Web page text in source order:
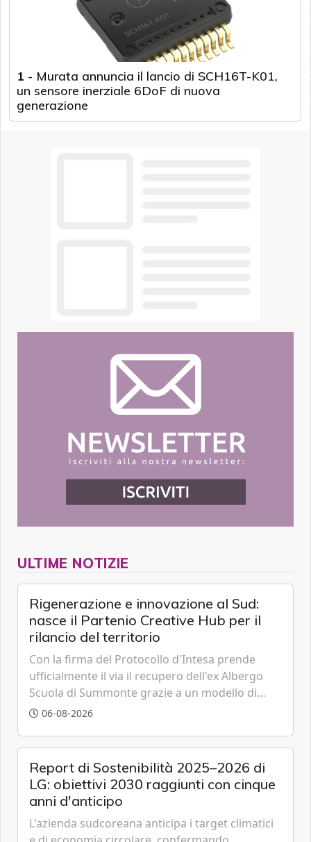
1 - Murata annuncia il lancio di SCH16T-K01,
un sensore inerziale 6DoF di nuova
generazione
ULTIME NOTIZIE
Rigenerazione e innovazione al Sud:
nasce il Partenio Creative Hub per il
rilancio del territorio
Con la firma del Protocollo d'Intesa prende
ufficialmente il via il recupero dell'ex Albergo
Scuola di Summonte grazie a un modello di
partenariato pubblico-privato e a una rete di
06-08-2026
Report di Sostenibilità 2025–2026 di
LG: obiettivi 2030 raggiunti con cinque
anni d'anticipo
L'azienda sudcoreana anticipa i target climatici